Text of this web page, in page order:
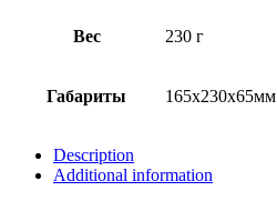
Вес 230 г
Габариты 165х230х65мм
Description
Additional information